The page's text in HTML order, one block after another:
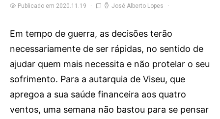
Publicado em 2020.11.19 José Alberto Lopes
Em tempo de guerra, as decisões terão
necessariamente de ser rápidas, no sentido de
ajudar quem mais necessita e não protelar o seu
sofrimento. Para a autarquia de Viseu, que
apregoa a sua saúde financeira aos quatro
ventos, uma semana não bastou para se pensar